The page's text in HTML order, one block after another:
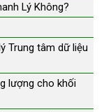
Lý Không?
Trung tâm dữ liệu
lượng cho khối